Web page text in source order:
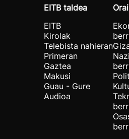
EITB taldea
EITB
Kirolak
Telebista nahieran
Primeran
Gaztea
Makusi
Guau - Gure
Audioa